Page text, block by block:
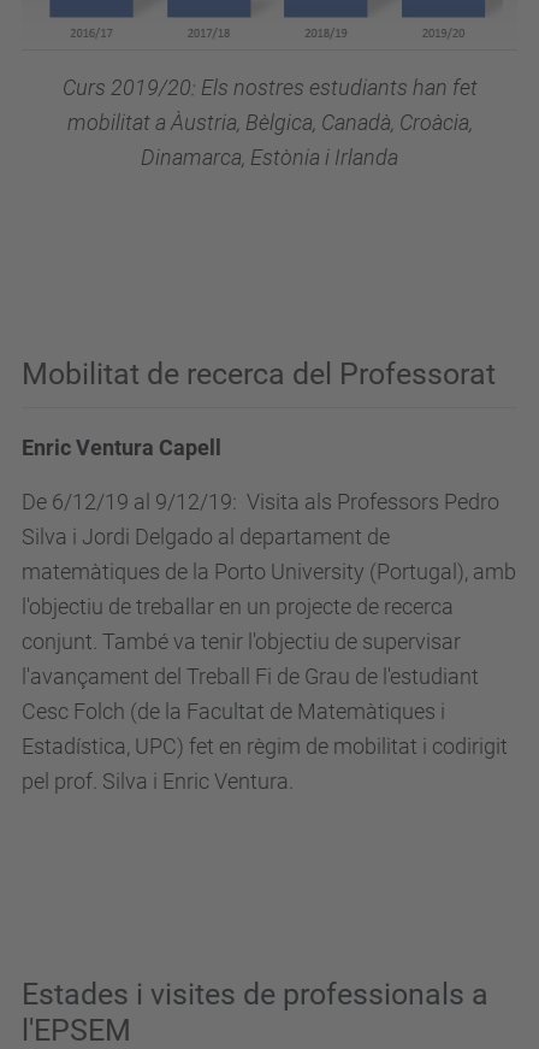
Curs 2019/20: Els nostres estudiants han fet
mobilitat a Àustria, Bèlgica, Canadà, Croàcia,
Dinamarca, Estònia i Irlanda
Mobilitat de recerca del Professorat
Enric Ventura Capell
De 6/12/19 al 9/12/19: Visita als Professors Pedro
Silva i Jordi Delgado al departament de
matemàtiques de la Porto University (Portugal), amb
l'objectiu de treballar en un projecte de recerca
conjunt. També va tenir l'objectiu de supervisar
l'avançament del Treball Fi de Grau de l'estudiant
Cesc Folch (de la Facultat de Matemàtiques i
Estadística, UPC) fet en règim de mobilitat i codirigit
pel prof. Silva i Enric Ventura.
Estades i visites de professionals a
l'EPSEM